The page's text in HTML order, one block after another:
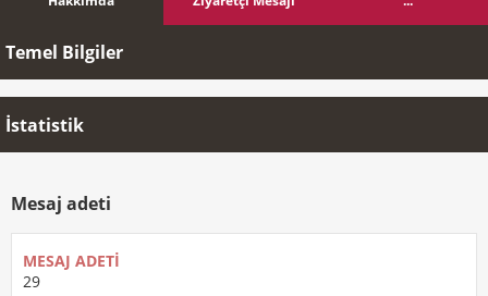
Temel Bilgiler
İstatistik
Mesaj adeti
MESAJ ADETI
29